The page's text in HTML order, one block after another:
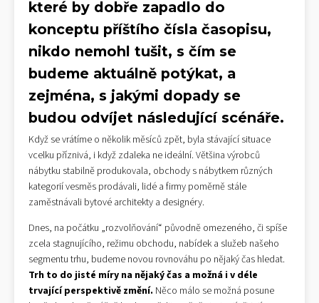
které by dobře zapadlo do
konceptu příštího čísla časopisu,
nikdo nemohl tušit, s čím se
budeme aktuálně potýkat, a
zejména, s jakými dopady se
budou odvíjet následující scénáře.
Když se vrátíme o několik měsíců zpět, byla stávající situace
vcelku příznivá, i když zdaleka ne ideální. Většina výrobců
nábytku stabilně produkovala, obchody s nábytkem různých
kategorií vesměs prodávali, lidé a firmy poměrně stále
zaměstnávali bytové architekty a designéry.
Dnes, na počátku „rozvolňování“ původně omezeného, či spíše
zcela stagnujícího, režimu obchodu, nabídek a služeb našeho
segmentu trhu, budeme novou rovnováhu po nějaký čas hledat.
Trh to do jisté míry na nějaký čas a možná i v déle
trvající perspektivě změní. Něco málo se možná posune